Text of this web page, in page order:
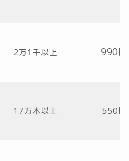
2万1千以上 990円
17万本以上 550円